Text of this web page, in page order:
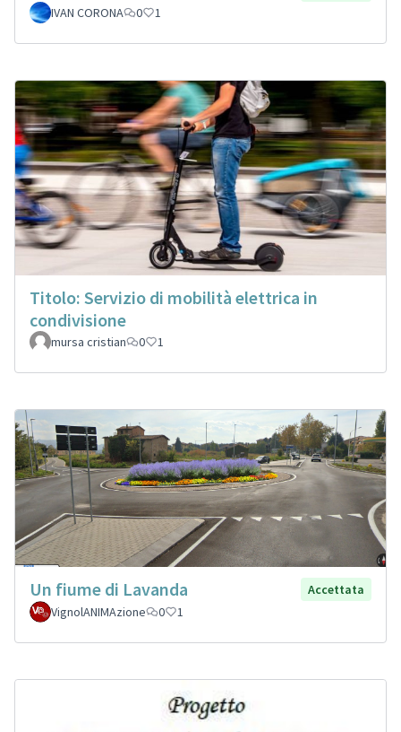
IVAN CORONA 0 1
Titolo: Servizio di mobilità elettrica in
condivisione
mursa cristian 0 1
Un fiume di Lavanda
Accettata
VignolANIMAzione
0 1